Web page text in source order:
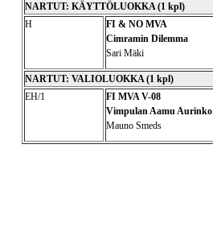
NARTUT: KÄYTTÖLUOKKA (1 kpl)
H
FI & NO MVA
Cimramin Dilemma
Sari Mäki
NARTUT: VALIOLUOKKA (1 kpl)
EH/1
FI MVA V-08
Vimpulan Aamu Aurinko
Mauno Smeds